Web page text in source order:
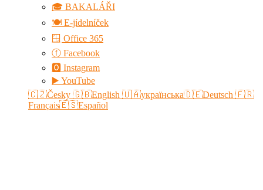
🎓 BAKALÁŘI
🍽️ E-jídelníček
🪟 Office 365
ⓕ Facebook
🅾 Instagram
▶️ YouTube
🇨🇿Česky 🇬🇧English 🇺🇦українська🇩🇪Deutsch 🇫🇷
Français🇪🇸Español